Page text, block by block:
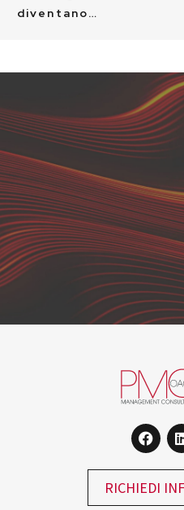
diventano…
RICHIEDI